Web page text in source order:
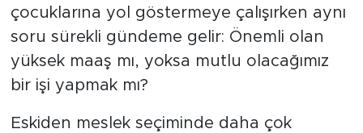
çocuklarına yol göstermeye çalışırken aynı
soru sürekli gündeme gelir: Önemli olan
yüksek maaş mı, yoksa mutlu olacağımız
bir işi yapmak mı?
Eskiden meslek seçiminde daha çok